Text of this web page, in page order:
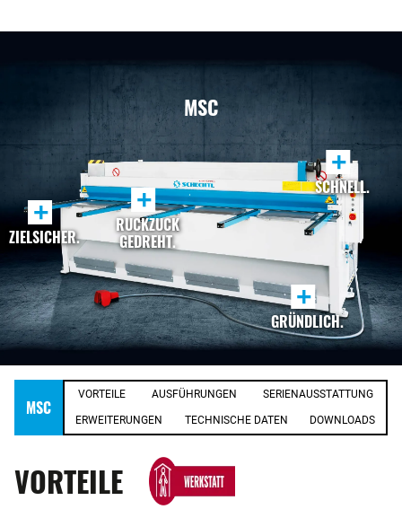
MSC
+
RUCKZUCK
GEDREHT.
+
SCHNELL.
+
ZIELSICHER.
+
GRÜNDLICH.
MSC
VORTEILE AUSFÜHRUNGEN SERIENAUSSTATTUNG
ERWEITERUNGEN TECHNISCHE DATEN DOWNLOADS
VORTEILE